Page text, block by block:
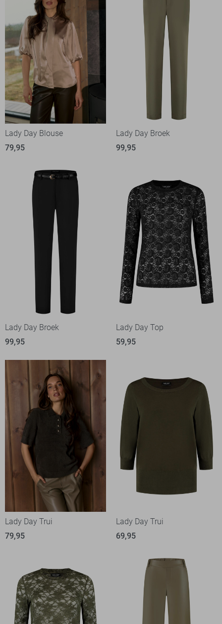
Lady Day Blouse
79,95
Lady Day Broek
99,95
Lady Day Broek
99,95
Lady Day Top
59,95
Lady Day Trui
79,95
Lady Day Trui
69,95